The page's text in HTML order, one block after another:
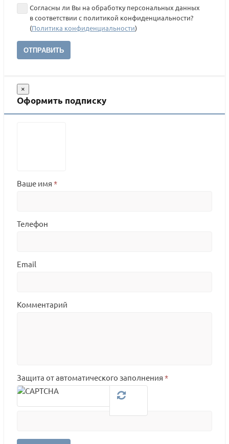
Согласны ли Вы на обработку персональных данных
в соответствии с политикой конфиденциальности?
(Политика конфиденциальности)
ОТПРАВИТЬ
×
Оформить подписку
Ваше имя *
Телефон
Email
Комментарий
Защита от автоматического заполнения *